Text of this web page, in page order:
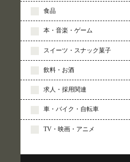
食品
本・音楽・ゲーム
スイーツ・スナック菓子
飲料・お酒
求人・採用関連
車・バイク・自転車
TV・映画・アニメ